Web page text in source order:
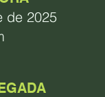
de 2025